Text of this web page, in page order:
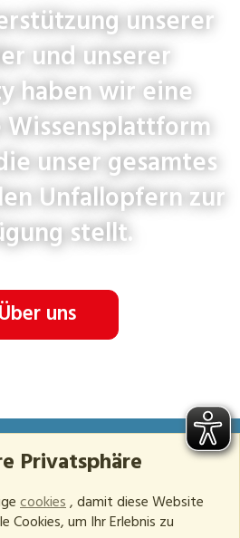
unserer
und unserer
haben wir eine
unser gesamtes
Unfallopfern zur
stellt.
Über uns
hilfswerk.de
Uhr
Privatsphäre
cookies, damit diese Website
um Ihr Erlebnis zu